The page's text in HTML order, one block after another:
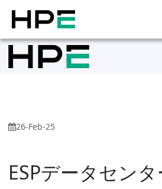
26-Feb-25
ESPデータセン